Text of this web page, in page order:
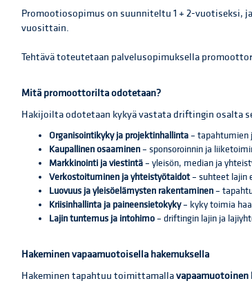
Promootiosopimus on suunniteltu 1 + 2-vuotiseksi,
vuosittain.
Tehtävä toteutetaan palvelusopimuksella
Mitä promoottorilta odotetaan?
Hakijoilta odotetaan kykyä vastata driftingin osalta
Organisointikyky ja projektinhallinta– tapahtumien
Kaupallinen osaaminen– sponsoroinnin ja
Markkinointi ja viestintä– yleisön, median ja
Verkostoituminen ja yhteistyötaidot– suhteet lajin
Luovuus ja yleisöelämysten rakentaminen–
Kriisinhallinta ja paineensietokyky– kyky toimia
Lajin tuntemus ja intohimo– driftingin lajin ja
Hakeminen vapaamuotoisella hakemuksella
Hakeminen tapahtuu toimittamallavapaamuotoinen